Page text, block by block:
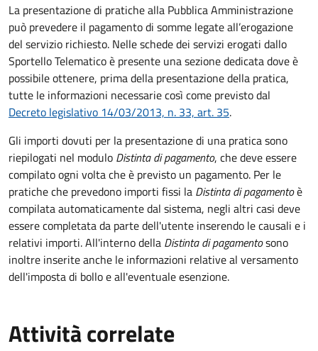
La presentazione di pratiche alla Pubblica Amministrazione
può prevedere il pagamento di somme legate all’erogazione
del servizio richiesto. Nelle schede dei servizi erogati dallo
Sportello Telematico è presente una sezione dedicata dove è
possibile ottenere, prima della presentazione della pratica,
tutte le informazioni necessarie così come previsto dal
Decreto legislativo 14/03/2013, n. 33, art. 35.
Gli importi dovuti per la presentazione di una pratica sono
riepilogati nel modulo Distinta di pagamento, che deve essere
compilato ogni volta che è previsto un pagamento. Per le
pratiche che prevedono importi fissi la Distinta di pagamentoè
compilata automaticamente dal sistema, negli altri casi deve
essere completata da parte dell'utente inserendo le causali e i
relativi importi.All'interno della Distinta di pagamentosono
inoltre inserite anche le informazioni relative al versamento
dell'imposta di bollo e all'eventuale esenzione.
Attività correlate